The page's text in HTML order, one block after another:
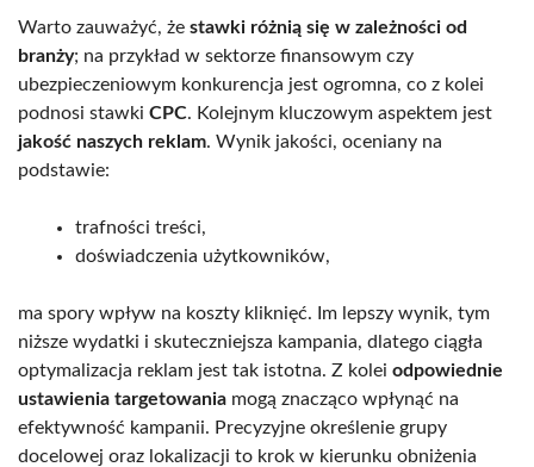
Warto zauważyć, że stawki różnią się w zależności od
branży; na przykład w sektorze finansowym czy
ubezpieczeniowym konkurencja jest ogromna, co z kolei
podnosi stawki CPC. Kolejnym kluczowym aspektem jest
jakość naszych reklam. Wynik jakości, oceniany na
podstawie:
trafności treści,
doświadczenia użytkowników,
ma spory wpływ na koszty kliknięć. Im lepszy wynik, tym
niższe wydatki i skuteczniejsza kampania, dlatego ciągła
optymalizacja reklam jest tak istotna. Z kolei odpowiednie
ustawienia targetowania mogą znacząco wpłynąć na
efektywność kampanii. Precyzyjne określenie grupy
docelowej oraz lokalizacji to krok w kierunku obniżenia